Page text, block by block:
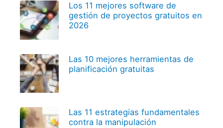
Los 11 mejores software de
gestión de proyectos gratuitos en
2026
Las 10 mejores herramientas de
planificación gratuitas
Las 11 estrategias fundamentales
contra la manipulación